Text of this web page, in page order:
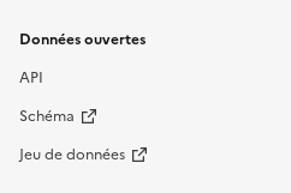
Données ouvertes
API
Schéma
Jeu de données